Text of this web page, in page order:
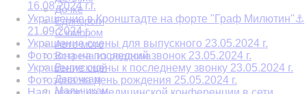
Дочке
Единороги
С юмором
Авто-мото
Встреча из роддома
Выпускной
Девочкам
Мальчикам
16.08.2024 г.г.
Украшение в Кронштадте на форте "Граф Милютин"⚓
21.09.2024 г.
Украшение сцены для выпускного 23.05.2024 г.
Фотозона на последний звонок 23.05.2024 г.
Украшение сцены к последнему звонку 23.05.2024 г.
Фотозона на день рождения 25.05.2024 г.